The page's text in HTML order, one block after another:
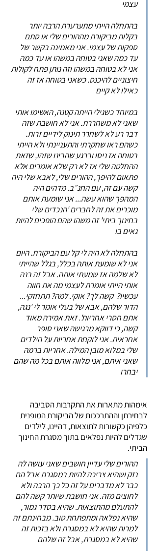
עצמי
בהתחלה הייתי מתערערת הרבה יותר
בקלות מביקורת מההורים שלי או סתם
ספקות של עצמי. אני מאמינה בקשר של
עד כמה שאני בטוחה במשהו או עד כמה
אני לא בטוחה במשהו וזה נותן פתח לקולות
חיצוניים להיכנס. כשאני בטוחה אז זה
כאילו לא קיים
במיוחד כשגילי הייתה קטנה, האשימו אותי
שאני לא משחררת. אני לא חושבת שזה
דבר רע לא לשחרר תינוק לידיים זרות.
כשהם ראו שחקרתי והתעניינתי ולא הייתי
בטוחה אז ניסו וברגע שהבינו שזהו, שזאת
ההחלטה שלי אז לא רק שלא אומרים אלא
פתאום להיפך, ההורים שלי, לאבא שלי היה
קשה עם זה, עם החנ״ב. מדהים היה
המהפך שהוא עשה... אני שומעת אותם
מוכרים את זה לחברים 'הנכדים שלי
בחינוך ביתי' זה משהו שהם הופכים להיות
גאים בו
בהתחלה לא היה לי קל עם הביקורת. היום
אני לא שומעת אותה בכלל, בגלל שהייתי
לא שלמה אז שמעתי אותה. אבל זה בנה
אותי הייתי אומרת לעצמי מה את חווה
עכשיו? קשה לך? אוקי. למה? תתחזקי...
הדור שלהם, אבא של בעלי אומר לי 'נגה,
אתם חסרי אחריות'. זאת אמירה מאוד
קשה, כי דווקא מרגישה שאני סופר
אחראית. אני לוקחת אחריות על הילדים
שלי במלוא מובן המילה. אחריות ברמה
שאני איתם, אני מלווה אותם בכל מה שהם
יבחרו
אימהות מתארות את התקרבות הסביבה
לבחירתן וההתרככות של הביקורת המופנית
כלפיהן כקשורות לתוצאות, דהיינו, לילדים
שגדלים להיות נפלאים בתוך מסגרת החינוך
הביתי.
ההורים שלי עדיין חושבים שאני עושה לה
נזק ושהיא צריכה להיות במסגרת אבל הם
כבר לא מדברים על זה כל כך הרבה ולא
לחוצים מזה. אני חושבת שיותר קשה להם
להתעלם מהתוצאות. שהיא בסדר גמור,
שהיא נפלאה ומתפתחת טוב. מבחינתם זה
למרות שהיא לא במסגרת ולא בזכות זה
שהיא לא במסגרת, אבל זה שלהם